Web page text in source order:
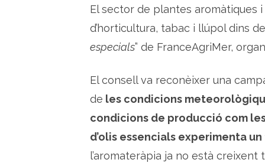
El sector de plantes aromàtiques
d’horticultura, tabac i llúpol dins
especials” de FranceAgriMer,
El consell va reconèixer una
de les condicions
condicions de producció com
d’olis essencials experimenta
l’aromateràpia ja no està